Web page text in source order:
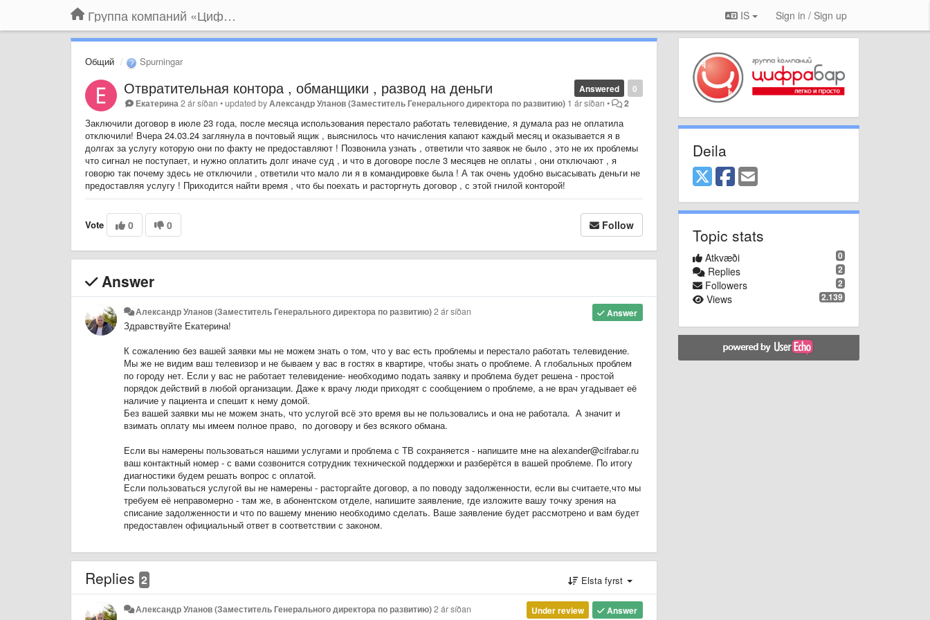
Группа компаний «Цифрабар» IS Sign in / Sign up
Общий Spurningar
0
Answered
Отвратительная контора , обманщики , развод на деньги
Екатерина 2 ár síðan •updated byАлександр Уланов (Заместитель Генерального директора по развитию) 1 ár síðan • 2
Заключили договор в июле 23 года, после месяца использования перестало работать телевидение, я думала раз не оплатила
отключили! Вчера 24.03.24 заглянула в почтовый ящик , выяснилось что начисления капают каждый месяц и оказывается я в
долгах за услугу которую они по факту не предоставляют ! Позвонила узнать , ответили что заявок не было , это не их проблемы
что сигнал не поступает, и нужно оплатить долг иначе суд , и что в договоре после 3 месяцев не оплаты , они отключают , я
говорю так почему здесь не отключили , ответили что мало ли я в командировке была ! А так очень удобно высасывать деньги не
предоставляя услугу ! Приходится найти время , что бы поехать и расторгнуть договор , с этой гнилой конторой!
Vote 0 0 Follow
Answer
Answer
Александр Уланов (Заместитель Генерального директора по развитию)2 ár síðan
Здравствуйте Екатерина!
К сожалению без вашей заявки мы не можем знать о том, что у вас есть проблемы и перестало работать телевидение.
Мы же не видим ваш телевизор и не бываем у вас в гостях в квартире, чтобы знать о проблеме. А глобальных проблем
по городу нет. Если у вас не работает телевидение- необходимо подать заявку и проблема будет решена - простой
порядок действий в любой организации. Даже к врачу люди приходят с сообщением о проблеме, а не врач угадывает её
наличие у пациента и спешит к нему домой.
Без вашей заявки мы не можем знать, что услугой всё это время вы не пользовались и она не работала. А значит и
взимать оплату мы имеем полное право, по договору и без всякого обмана.
Если вы намерены пользоваться нашими услугами и проблема с ТВ сохраняется - напишите мне на alexander@cifrabar.ru
ваш контактный номер - с вами созвонится сотрудник технической поддержки и разберётся в вашей проблеме. По итогу
диагностики будем решать вопрос с оплатой.
Если пользоваться услугой вы не намерены - расторгайте договор, а по поводу задолженности, если вы считаете,что мы
требуем её неправомерно - там же, в абонентском отделе, напишите заявление, где изложите вашу точку зрения на
списание задолженности и что по вашему мнению необходимо сделать. Ваше заявление будет рассмотрено и вам будет
предоставлен официальный ответ в соответствии с законом.
Replies 2 Elsta fyrst
Answer
Under review
Александр Уланов (Заместитель Генерального директора по развитию)2 ár síðan
Deila
Topic stats
0
Atkvæði
2
Replies
2
Followers
2.139
Views